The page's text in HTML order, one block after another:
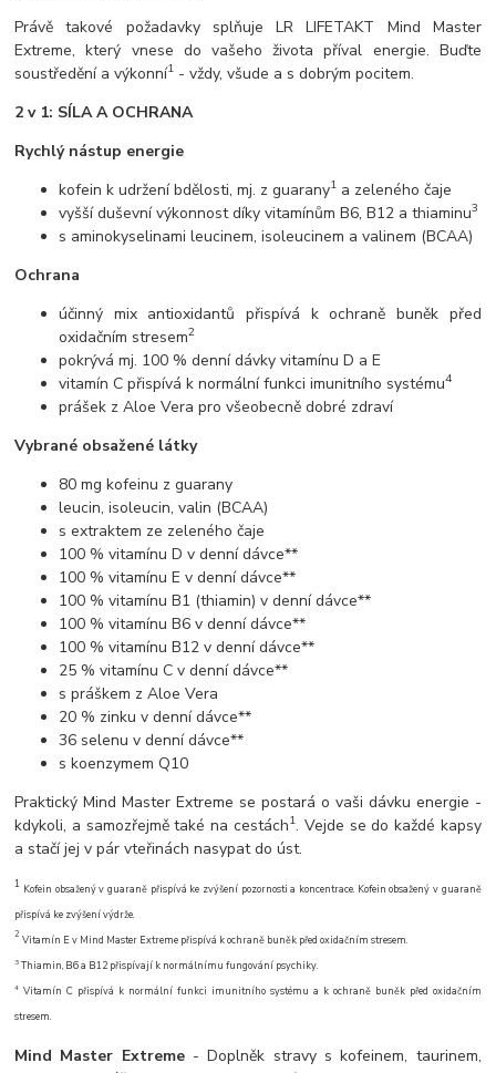
Právě takové požadavky splňuje LR LIFETAKT Mind Master
Extreme, který vnese do vašeho života příval energie. Buďte
soustředění a výkonní1 - vždy, všude a s dobrým pocitem.
2 v 1: SÍLA A OCHRANA
Rychlý nástup energie
kofein k udržení bdělosti, mj. z guarany1 a zeleného čaje
vyšší duševní výkonnost díky vitamínům B6, B12 a thiaminu3
s aminokyselinami leucinem, isoleucinem a valinem (BCAA)
Ochrana
účinný mix antioxidantů přispívá k ochraně buněk před
oxidačním stresem2
pokrývá mj. 100 % denní dávky vitamínu D a E
vitamín C přispívá k normální funkci imunitního systému4
prášek z Aloe Vera pro všeobecně dobré zdraví
Vybrané obsažené látky
80 mg kofeinu z guarany
leucin, isoleucin, valin (BCAA)
s extraktem ze zeleného čaje
100 % vitamínu D v denní dávce**
100 % vitamínu E v denní dávce**
100 % vitamínu B1 (thiamin) v denní dávce**
100 % vitamínu B6 v denní dávce**
100 % vitamínu B12 v denní dávce**
25 % vitamínu C v denní dávce**
s práškem z Aloe Vera
20 % zinku v denní dávce**
36 selenu v denní dávce**
s koenzymem Q10
Praktický Mind Master Extreme se postará o vaši dávku energie -
kdykoli, a samozřejmě také na cestách1. Vejde se do každé kapsy
a stačí jej v pár vteřinách nasypat do úst.
1 Kofein obsažený v guaraně přispívá ke zvýšení pozornosti a koncentrace. Kofein obsažený v guaraně
přispívá ke zvýšení výdrže.
2 Vitamín E v Mind Master Extreme přispívá k ochraně buněk před oxidačním stresem.
3Thiamin, B6 a B12 přispívají k normálnímu fungování psychiky.
4Vitamín C přispívá k normální funkci imunitního systému a k ochraně buněk před oxidačním
stresem.
Mind Master Extreme - Doplněk stravy s kofeinem, taurinem,